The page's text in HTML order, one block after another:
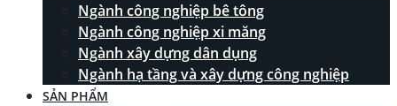
Ngành công nghiệp bê tông
Ngành công nghiệp xi măng
Ngành xây dựng dân dụng
Ngành hạ tầng và xây dựng công nghiệp
SẢN PHẨM